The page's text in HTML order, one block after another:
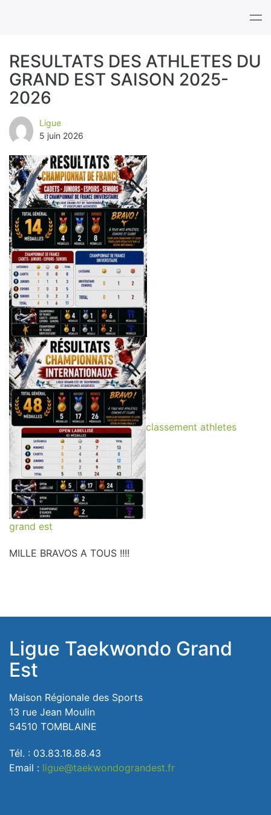
B
l
o
g
RESULTATS DES ATHLETES DU
GRAND EST SAISON 2025-
2026
Ligue
5 juin 2026
classement athletes
grand est
MILLE BRAVOS A TOUS !!!!
Ligue Taekwondo Grand
Est
Maison Régionale des Sports
13 rue Jean Moulin
54510 TOMBLAINE
Tél. : 03.83.18.88.43
Email : ligue@taekwondograndest.fr